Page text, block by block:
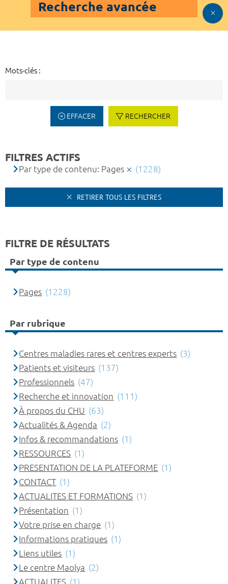
Recherche avancée
Mots-clés :
EFFACER RECHERCHER
FILTRES ACTIFS
Par type de contenu: Pages (1228)
RETIRER TOUS LES FILTRES
FILTRE DE RÉSULTATS
Par type de contenu
Pages (1228)
Par rubrique
Centres maladies rares et centres experts (3)
Patients et visiteurs (137)
Professionnels (47)
Recherche et innovation (111)
À propos du CHU (63)
Actualités & Agenda (2)
Infos & recommandations (1)
RESSOURCES (1)
PRESENTATION DE LA PLATEFORME (1)
CONTACT (1)
ACTUALITES ET FORMATIONS (1)
Présentation (1)
Votre prise en charge (1)
Informations pratiques (1)
Liens utiles (1)
Le centre Maolya (2)
ACTUALITES (1)